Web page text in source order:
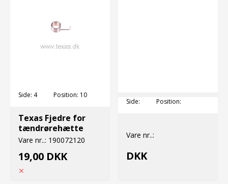
Side: 4 Position: 10
Texas Fjedre for
tændrørehætte
Vare nr..: 190072120
19,00 DKK
Side: Position:
Vare nr..:
DKK